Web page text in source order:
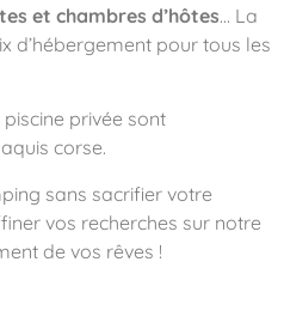
et chambres d’hôtes… La
d’hébergement pour tous les
privée sont
corse.
sans sacrifier votre
vos recherches sur notre
de vos rêves !